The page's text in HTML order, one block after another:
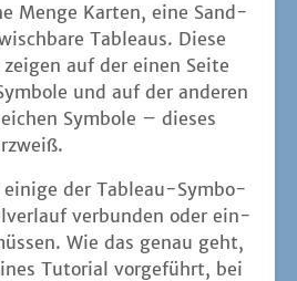
Men­ge Kar­ten, eine Sand­
Tableaus. Die­se
auf der einen Sei­te
und auf der ande­ren
Sym­bo­le – die­ses
eini­ge der Tableau-Sym­bo­
ver­bun­den oder ein­
Wie das genau geht,
Tuto­ri­al vor­ge­führt, bei